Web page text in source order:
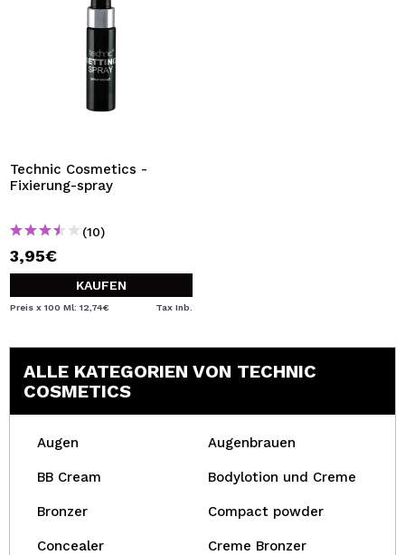
Technic Cosmetics -
Fixierung-spray
(10)
3,95€
KAUFEN
Preis x 100 Ml: 12,74€ Tax Inb.
ALLE KATEGORIEN VON TECHNIC
COSMETICS
Augen Augenbrauen
BB Cream Bodylotion und Creme
Bronzer Compact powder
Concealer Creme Bronzer